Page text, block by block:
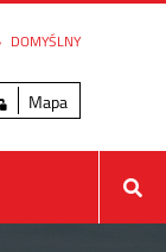
DOMYŚLNY
Mapa